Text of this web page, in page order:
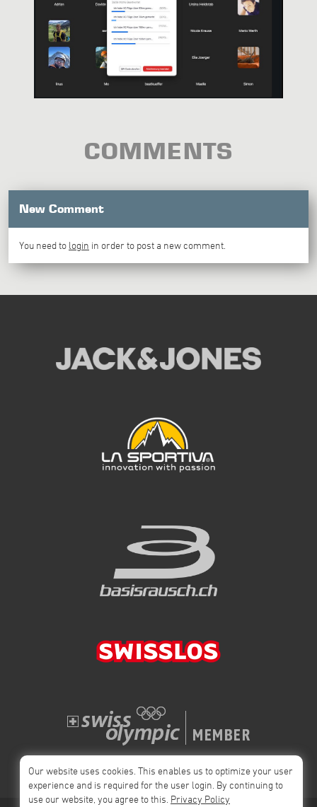
COMMENTS
New Comment
You need to login in order to post a new comment.
Our website uses cookies. This enables us to optimize your user
experience and is required for the user login. By continuing to
use our website, you agree to this. Privacy Policy